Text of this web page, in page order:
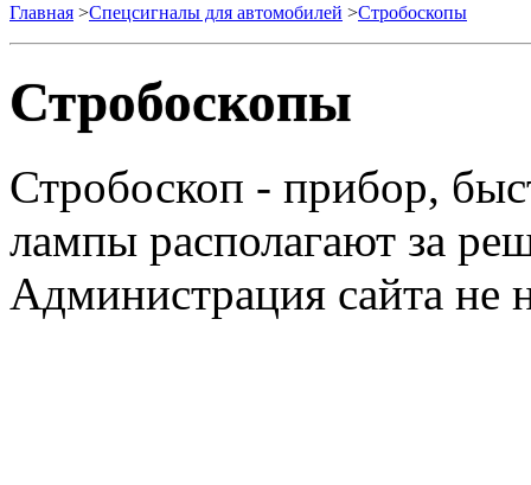
Главная >Спецсигналы для автомобилей >Стробоскопы
Стробоскопы
Стробоскоп - прибор,
лампы располагают за
Администрация сайта не